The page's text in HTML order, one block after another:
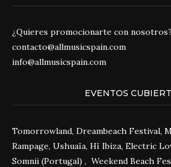
¿Quieres promocionarte con
contacto@allmusicspain.com
info@allmusicspain.com
EVENTOS
Tomorrowland, Dreambeach Festival,
Rampage, Ushuaïa, Hï Ibiza, Electric
Somnii (Portugal) , Weekend Beach